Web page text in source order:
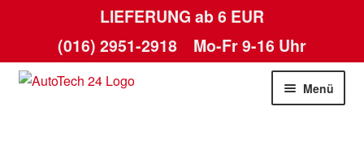
LIEFERUNG ab 6 EUR
(016) 2951-2918 Mo-Fr 9-16 Uhr
Zur
Zum
Menü